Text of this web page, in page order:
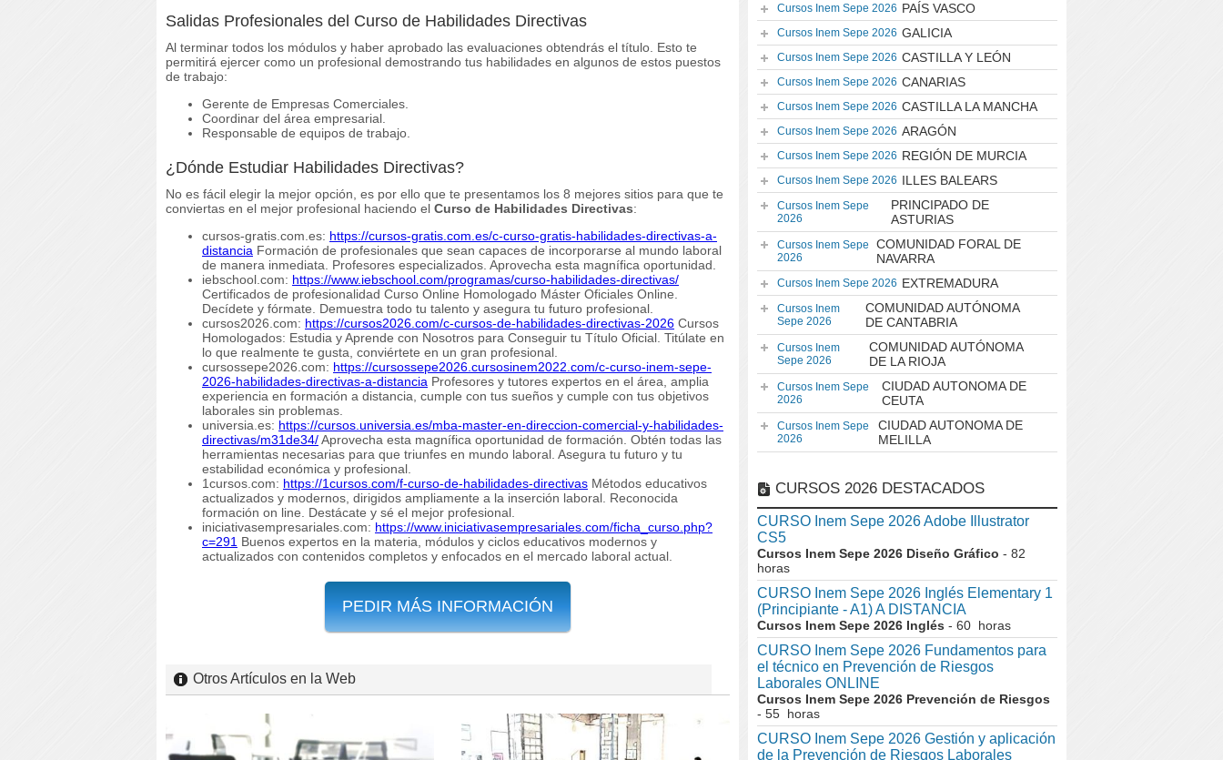
Salidas Profesionales del Curso de Habilidades Directivas
Al terminar todos los módulos y haber aprobado las evaluaciones obtendrás el título. Esto te
permitirá ejercer como un profesional demostrando tus habilidades en algunos de estos puestos
de trabajo:
Gerente de Empresas Comerciales.
Coordinar del área empresarial.
Responsable de equipos de trabajo.
¿Dónde Estudiar Habilidades Directivas?
No es fácil elegir la mejor opción, es por ello que te presentamos los 8 mejores sitios para que te
conviertas en el mejor profesional haciendo el Curso de Habilidades Directivas:
cursos-gratis.com.es: https://cursos-gratis.com.es/c-curso-gratis-habilidades-directivas-a-
distancia Formación de profesionales que sean capaces de incorporarse al mundo laboral
de manera inmediata. Profesores especializados. Aprovecha esta magnífica oportunidad.
iebschool.com: https://www.iebschool.com/programas/curso-habilidades-directivas/
Certificados de profesionalidad Curso Online Homologado Máster Oficiales Online.
Decídete y fórmate. Demuestra todo tu talento y asegura tu futuro profesional.
cursos2026.com: https://cursos2026.com/c-cursos-de-habilidades-directivas-2026 Cursos
Homologados: Estudia y Aprende con Nosotros para Conseguir tu Título Oficial. Titúlate en
lo que realmente te gusta, conviértete en un gran profesional.
cursossepe2026.com: https://cursossepe2026.cursosinem2022.com/c-curso-inem-sepe-
2026-habilidades-directivas-a-distancia Profesores y tutores expertos en el área, amplia
experiencia en formación a distancia, cumple con tus sueños y cumple con tus objetivos
laborales sin problemas.
universia.es: https://cursos.universia.es/mba-master-en-direccion-comercial-y-habilidades-
directivas/m31de34/Aprovecha esta magnífica oportunidad de formación. Obtén todas las
herramientas necesarias para que triunfes en mundo laboral. Asegura tu futuro y tu
estabilidad económica y profesional.
1cursos.com: https://1cursos.com/f-curso-de-habilidades-directivas Métodos educativos
actualizados y modernos, dirigidos ampliamente a la inserción laboral. Reconocida
formación on line. Destácate y sé el mejor profesional.
iniciativasempresariales.com: https://www.iniciativasempresariales.com/ficha_curso.php?
c=291 Buenos expertos en la materia, módulos y ciclos educativos modernos y
actualizados con contenidos completos y enfocados en el mercado laboral actual.
PEDIR MÁS INFORMACIÓN
Otros Artículos en la Web
Cursos Inem Sepe 2026 PAÍS VASCO
Cursos Inem Sepe 2026 GALICIA
Cursos Inem Sepe 2026 CASTILLA Y LEÓN
Cursos Inem Sepe 2026 CANARIAS
Cursos Inem Sepe 2026 CASTILLA LA MANCHA
Cursos Inem Sepe 2026 ARAGÓN
Cursos Inem Sepe 2026 REGIÓN DE MURCIA
Cursos Inem Sepe 2026 ILLES BALEARS
Cursos Inem Sepe
2026
PRINCIPADO DE
ASTURIAS
Cursos Inem Sepe
2026
COMUNIDAD FORAL DE
NAVARRA
Cursos Inem Sepe 2026 EXTREMADURA
Cursos Inem
Sepe 2026
COMUNIDAD AUTÓNOMA
DE CANTABRIA
Cursos Inem
Sepe 2026
COMUNIDAD AUTÓNOMA
DE LA RIOJA
Cursos Inem Sepe
2026
CIUDAD AUTONOMA DE
CEUTA
Cursos Inem Sepe
2026
CIUDAD AUTONOMA DE
MELILLA
CURSOS 2026 DESTACADOS
CURSO Inem Sepe 2026 Adobe Illustrator
CS5
Cursos Inem Sepe 2026 Diseño Gráfico - 82
horas
CURSO Inem Sepe 2026 Inglés Elementary 1
(Principiante - A1) A DISTANCIA
Cursos Inem Sepe 2026 Inglés - 60 horas
CURSO Inem Sepe 2026 Fundamentos para
el técnico en Prevención de Riesgos
Laborales ONLINE
Cursos Inem Sepe 2026 Prevención de Riesgos
- 55 horas
CURSO Inem Sepe 2026 Gestión y aplicación
de la Prevención de Riesgos Laborales